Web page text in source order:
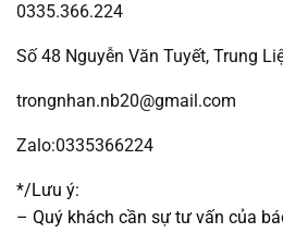
0335.366.224
Số 48 Nguyễn Văn Tuyết, Trung
trongnhan.nb20@gmail.com
Zalo:0335366224
*/Lưu ý:
– Quý khách cần sự tư vấn của